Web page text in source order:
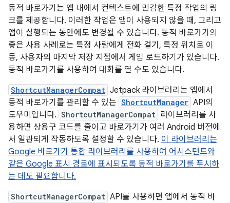
동적 바로가기는 앱 내에서 컨텍스트에 민감한 특정 작업의 링
크를 제공합니다. 이러한 작업은 앱이 사용되지 않을 때, 그리고
앱이 실행되는 동안에도 변경될 수 있습니다. 동적 바로가기의
좋은 사용 사례로는 특정 사람에게 전화 걸기, 특정 위치로 이
동, 사용자의 마지막 저장 지점에서 게임 로드하기가 있습니다.
동적 바로가기를 사용하여 대화를 열 수도 있습니다.
ShortcutManagerCompat Jetpack 라이브러리는 앱에서
동적 바로가기를 관리할 수 있는 ShortcutManager API의
도우미입니다. ShortcutManagerCompat 라이브러리를 사
용하면 상용구 코드를 줄이고 바로가기가 여러 Android 버전에
서 일관되게 작동하도록 설정할 수 있습니다. 이 라이브러리는
Google 바로가기 통합 라이브러리를 사용하여 어시스턴트와
같은 Google 표시 경로에 표시되도록 동적 바로가기를 푸시하
는 데도 필요합니다.
ShortcutManagerCompat API를 사용하면 앱에서 동적 바